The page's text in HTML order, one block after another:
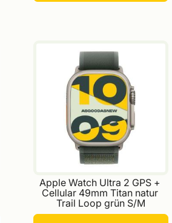
Apple Watch Ultra 2 GPS +
Cellular 49mm Titan natur
Trail Loop grün S/M